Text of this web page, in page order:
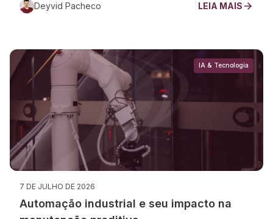
Deyvid Pacheco LEIA MAIS
IA & Tecnologia
7 DE JULHO DE 2026
Automação industrial e seu impacto na